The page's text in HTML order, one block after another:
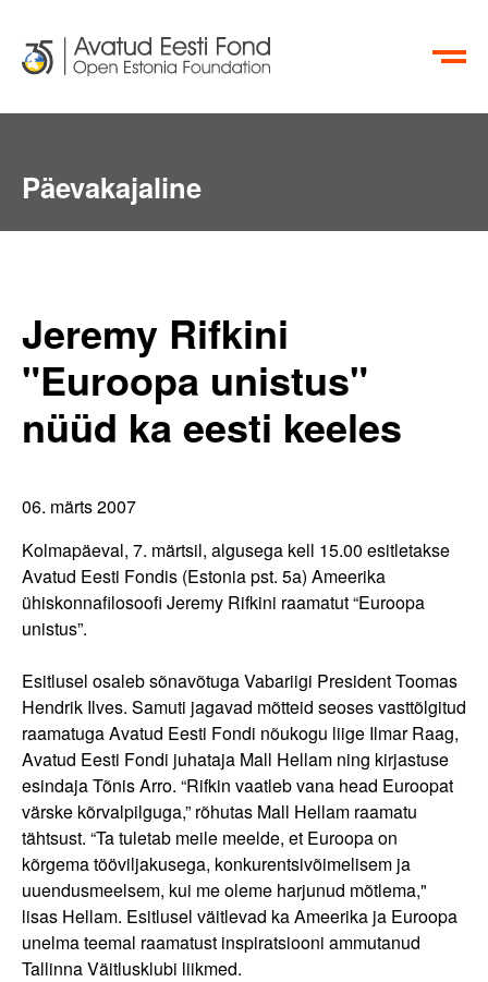
EN RU
Päevakajaline
Jeremy Rifkini
"Euroopa unistus"
nüüd ka eesti keeles
06. märts 2007
Kolmapäeval, 7. märtsil, algusega kell 15.00 esitletakse
Avatud Eesti Fondis (Estonia pst. 5a) Ameerika
ühiskonnafilosoofi Jeremy Rifkini raamatut “Euroopa
unistus”.
Esitlusel osaleb sõnavõtuga Vabariigi President Toomas
Hendrik Ilves. Samuti jagavad mõtteid seoses vasttõlgitud
raamatuga Avatud Eesti Fondi nõukogu liige Ilmar Raag,
Avatud Eesti Fondi juhataja Mall Hellam ning kirjastuse
esindaja Tõnis Arro. “Rifkin vaatleb vana head Euroopat
värske kõrvalpilguga,” rõhutas Mall Hellam raamatu
tähtsust. “Ta tuletab meile meelde, et Euroopa on
kõrgema tööviljakusega, konkurentsivõimelisem ja
uuendusmeelsem, kui me oleme harjunud mõtlema,"
lisas Hellam. Esitlusel väitlevad ka Ameerika ja Euroopa
unelma teemal raamatust inspiratsiooni ammutanud
Tallinna Väitlusklubi liikmed.